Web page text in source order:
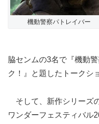
機動警察パトレイバー
脇センムの3名で『機動
ク！』と題したトークシ
そして、新作シリーズ
ワンダーフェスティバル